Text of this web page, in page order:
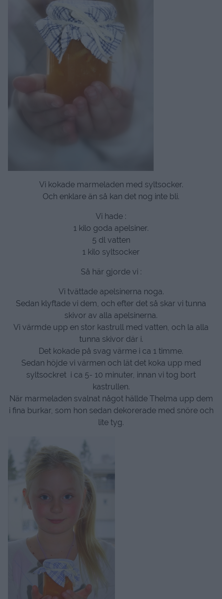
Vi kokade marmeladen med syltsocker.
Och enklare än så kan det nog inte bli.
Vi hade :
1 kilo goda apelsiner.
5 dl vatten
1 kilo syltsocker
Så här gjorde vi :
Vi tvättade apelsinerna noga.
Sedan klyftade vi dem, och efter det så skar vi tunna
skivor av alla apelsinerna.
Vi värmde upp en stor kastrull med vatten, och la alla
tunna skivor där i.
Det kokade på svag värme i ca 1 timme.
Sedan höjde vi värmen och lät det koka upp med
syltsockret i ca 5- 10 minuter, innan vi tog bort
kastrullen.
När marmeladen svalnat något hällde Thelma upp dem
i fina burkar, som hon sedan dekorerade med snöre och
lite tyg.